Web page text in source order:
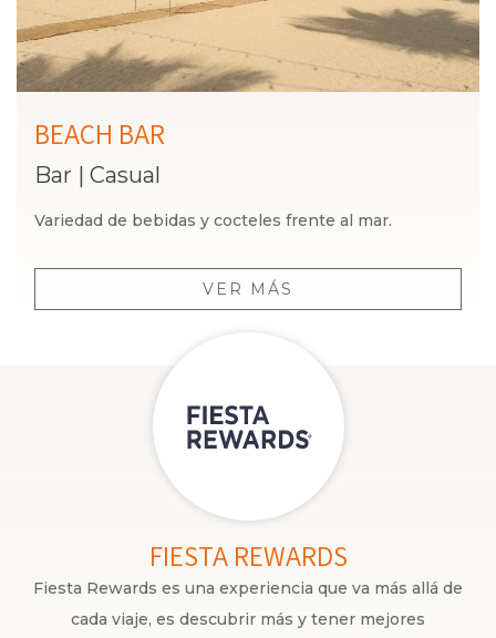
BEACH BAR
Bar | Casual
Variedad de bebidas y cocteles frente al mar.
VER MÁS
FIESTA REWARDS
Fiesta Rewards es una experiencia que va más allá de
cada viaje, es descubrir más y tener mejores